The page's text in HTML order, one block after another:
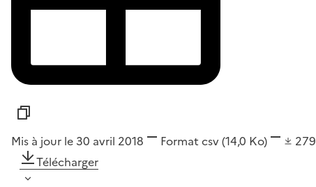
Mis à jour le 30 avril 2018 Format csv(14,0 Ko) 279
Télécharger